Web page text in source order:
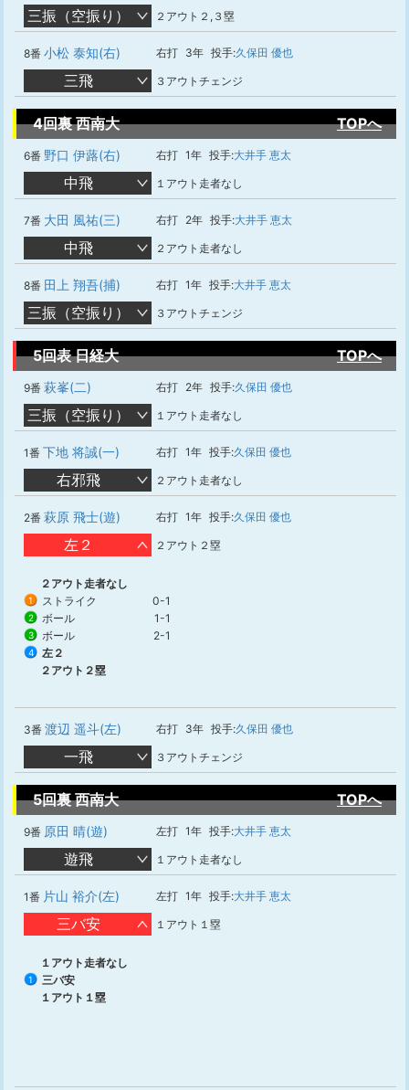
三振（空振り） ２アウト２,３塁
8番 小松 泰知(右) 右打 3年 投手:久保田 優也
三飛 ３アウトチェンジ
4回裏 西南大 TOPへ
6番 野口 伊蕗(右) 右打 1年 投手:大井手 恵太
中飛 １アウト走者なし
7番 大田 風祐(三) 右打 2年 投手:大井手 恵太
中飛 ２アウト走者なし
8番 田上 翔吾(捕) 右打 1年 投手:大井手 恵太
三振（空振り） ３アウトチェンジ
5回表 日経大 TOPへ
9番 萩峯(二) 右打 2年 投手:久保田 優也
三振（空振り） １アウト走者なし
1番 下地 将誠(一) 右打 1年 投手:久保田 優也
右邪飛 ２アウト走者なし
2番 萩原 飛士(遊) 右打 1年 投手:久保田 優也
左２ ２アウト２塁
２アウト走者なし
1 ストライク 0-1
2 ボール 1-1
3 ボール 2-1
4
左２
２アウト２塁
3番 渡辺 遥斗(左) 右打 3年 投手:久保田 優也
一飛 ３アウトチェンジ
5回裏 西南大 TOPへ
9番 原田 晴(遊) 左打 1年 投手:大井手 恵太
遊飛 １アウト走者なし
1番 片山 裕介(左) 左打 1年 投手:大井手 恵太
三バ安 １アウト１塁
１アウト走者なし
1
三バ安
１アウト１塁